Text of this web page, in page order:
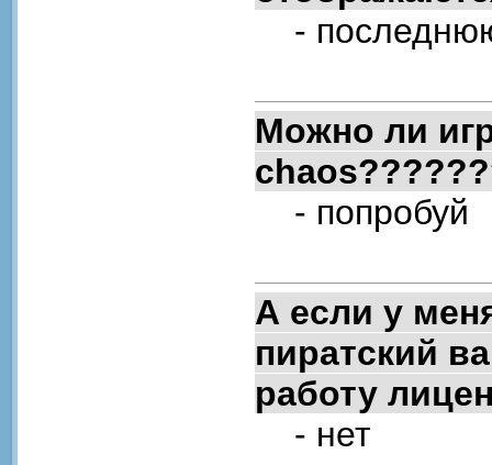
-
Можно ли
- попробуй
А если у
пиратский
работу
- нет